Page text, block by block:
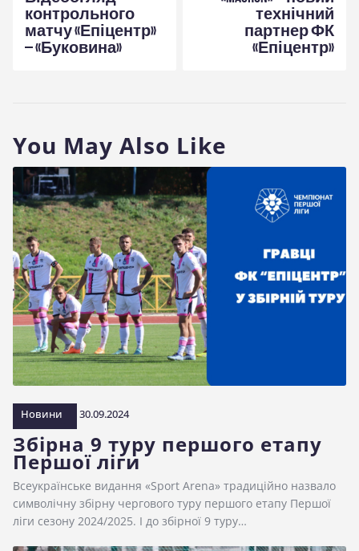
контрольного
матчу «Епіцентр»
– «Буковина»
технічний
партнер ФК
«Епіцентр»
You May Also Like
Новини 30.09.2024
Збірна 9 туру першого етапу
Першої ліги
Всеукраїнське видання «Sport Arena» традиційно назвало
символічну збірну чергового туру першого етапу Першої
ліги сезону 2024/2025. І до збірної 9 туру…